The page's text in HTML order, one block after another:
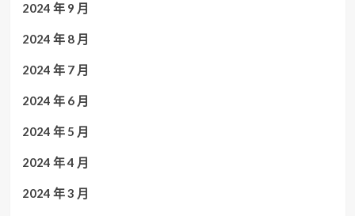
2024 年 9 月
2024 年 8 月
2024 年 7 月
2024 年 6 月
2024 年 5 月
2024 年 4 月
2024 年 3 月